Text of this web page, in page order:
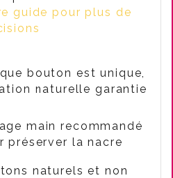
guide pour plus de
bouton est unique,
naturelle garantie
main recommandé
préserver la nacre
naturels et non